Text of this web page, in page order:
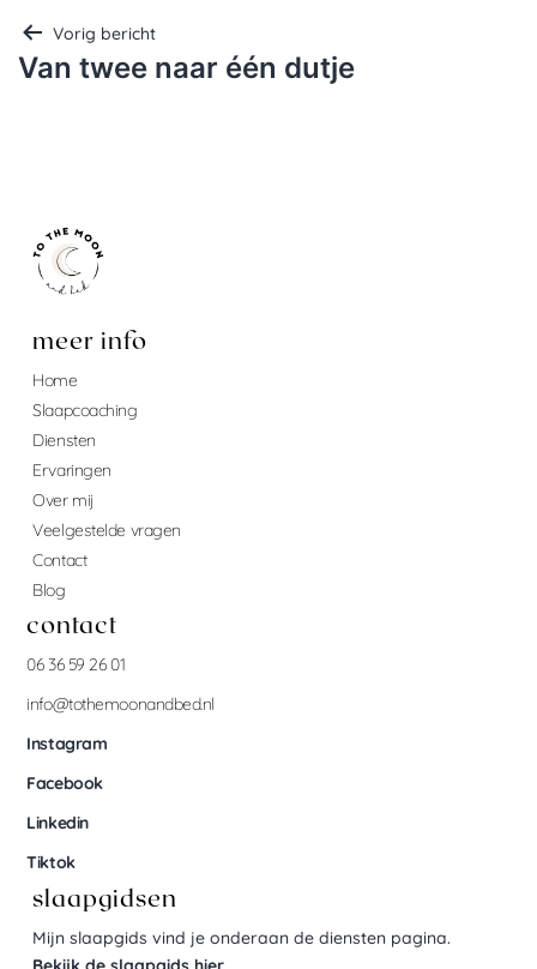
Vorig bericht
Van twee naar één dutje
meer info
Home
Slaapcoaching
Diensten
Ervaringen
Over mij
Veelgestelde vragen
Contact
Blog
contact
06 36 59 26 01
info@tothemoonandbed.nl
Instagram
Facebook
Linkedin
Tiktok
slaapgidsen
Mijn slaapgids vind je onderaan de diensten pagina.